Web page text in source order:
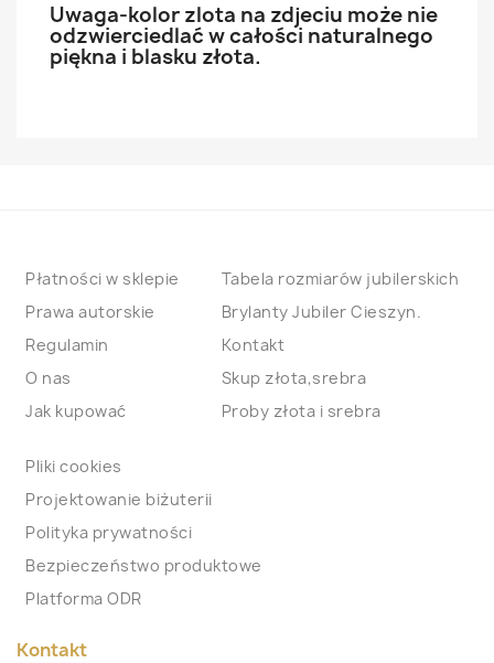
Uwaga-kolor zlota na zdjeciu może nie
odzwierciedlać w całości naturalnego
piękna i blasku złota.
Płatności w sklepie
Prawa autorskie
Regulamin
O nas
Jak kupować
Tabela rozmiarów jubilerskich
Brylanty Jubiler Cieszyn.
Kontakt
Skup złota,srebra
Proby złota i srebra
Pliki cookies
Projektowanie biżuterii
Polityka prywatności
Bezpieczeństwo produktowe
Platforma ODR
Kontakt